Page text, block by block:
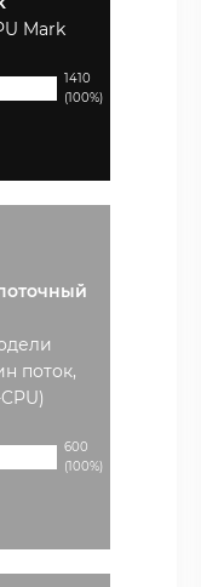
Mark
1410
(100%)
поток,
600
(100%)